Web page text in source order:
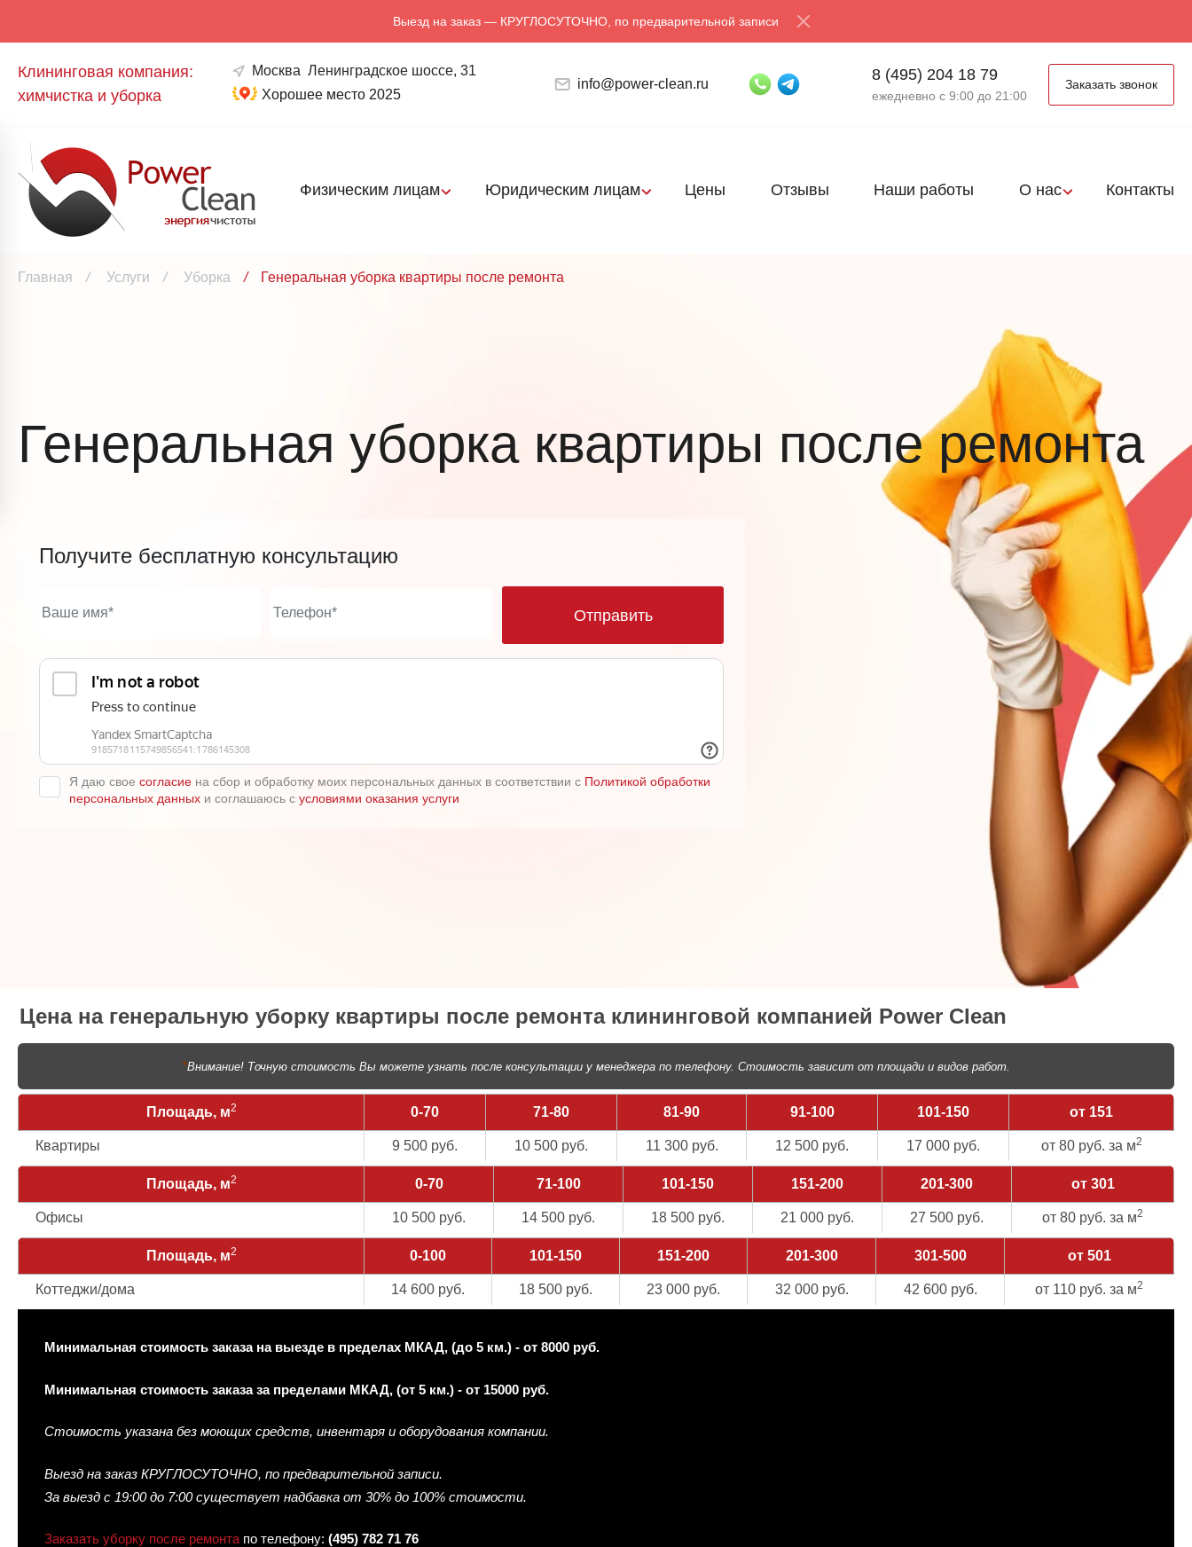
Выезд на заказ — КРУГЛОСУТОЧНО, по предварительной записи
Клининговая компания:
химчистка и уборка
Москва Ленинградское шоссе, 31
Хорошее место 2025
info@power-clean.ru
8 (495) 204 18 79
ежедневно с 9:00 до 21:00
Заказать звонок
Физическим лицам Юридическим лицам Цены Отзывы Наши работы О нас Контакты
Главная / Услуги / Уборка / Генеральная уборка квартиры после ремонта
Генеральная уборка квартиры после ремонта
Получите бесплатную консультацию
Отправить
Я даю свое согласие на сбор и обработку моих персональных данных в соответствии с Политикой обработки
персональных данных и соглашаюсь с условиями оказания услуги
Цена на генеральную уборку квартиры после ремонта клининговой компанией Power Clean
*Внимание! Точную стоимость Вы можете узнать после консультации у менеджера по телефону. Стоимость зависит от площади и видов работ.
Площадь, м2 0-70 71-80 81-90 91-100 101-150 от 151
Квартиры 9 500 руб. 10 500 руб. 11 300 руб. 12 500 руб. 17 000 руб. от 80 руб. за м2
Площадь, м2 0-70 71-100 101-150 151-200 201-300 от 301
Офисы 10 500 руб. 14 500 руб. 18 500 руб. 21 000 руб. 27 500 руб. от 80 руб. за м2
Площадь, м2 0-100 101-150 151-200 201-300 301-500 от 501
Коттеджи/дома 14 600 руб. 18 500 руб. 23 000 руб. 32 000 руб. 42 600 руб. от 110 руб. за м2
Минимальная стоимость заказа на выезде в пределах МКАД, (до 5 км.) - от 8000 руб.
Минимальная стоимость заказа за пределами МКАД, (от 5 км.) - от 15000 руб.
Стоимость указана без моющих средств, инвентаря и оборудования компании.
Выезд на заказ КРУГЛОСУТОЧНО, по предварительной записи.
За выезд с 19:00 до 7:00 существует надбавка от 30% до 100% стоимости.
Заказать уборку после ремонта по телефону: (495) 782 71 76